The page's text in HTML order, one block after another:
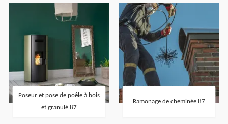
Poseur et pose de poêle à bois
et granulé 87
Ramonage de cheminée 87